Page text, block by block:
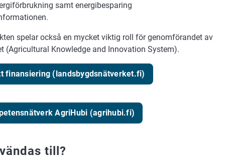
samt energibesparing
spelar också en mycket viktig roll för genomförandet av
(Agricultural Knowledge and Innovation System).
finansiering (landsbygdsnätverket.fi)
AgriHubi (agrihubi.fi)
till?